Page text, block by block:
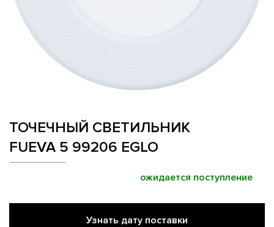
ТОЧЕЧНЫЙ СВЕТИЛЬНИК
FUEVA 5 99206 EGLO
ожидается поступление
Узнать дату поставки